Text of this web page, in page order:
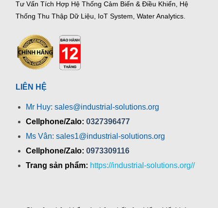
Tư Vấn Tích Hợp Hệ Thống Cảm Biến & Điều Khiển, Hệ
Thống Thu Thập Dữ Liệu, IoT System, Water Analytics.
LIÊN HỆ
Mr Huy: sales@industrial-solutions.org
Cellphone/Zalo: 0327396477
Ms Vân: sales1@industrial-solutions.org
Cellphone/Zalo: 0973309116
Trang sản phẩm: https://industrial-solutions.org//